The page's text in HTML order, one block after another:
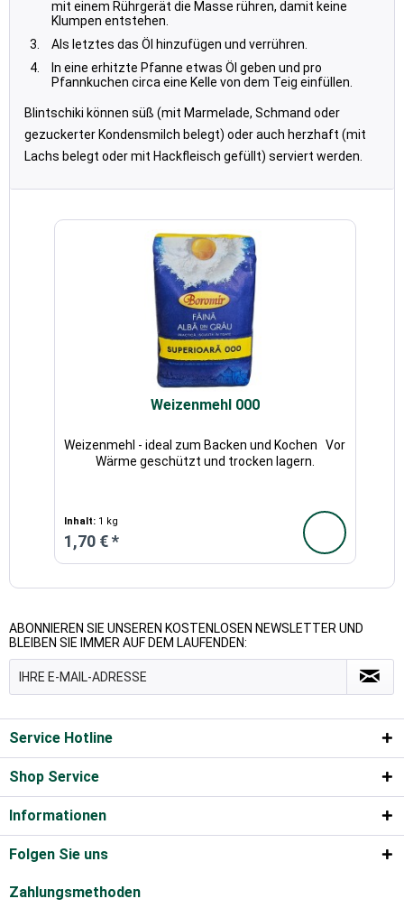
mit einem Rührgerät die Masse rühren, damit keine
Klumpen entstehen.
Als letztes das Öl hinzufügen und verrühren.
In eine erhitzte Pfanne etwas Öl geben und pro
Pfannkuchen circa eine Kelle von dem Teig einfüllen.
Blintschiki können süß (mit Marmelade, Schmand oder
gezuckerter Kondensmilch belegt) oder auch herzhaft (mit
Lachs belegt oder mit Hackfleisch gefüllt) serviert werden.
Weizenmehl 000
Weizenmehl - ideal zum Backen und Kochen Vor
Wärme geschützt und trocken lagern.
Inhalt: 1 kg
1,70 € *
ABONNIEREN SIE UNSEREN KOSTENLOSEN NEWSLETTER UND
BLEIBEN SIE IMMER AUF DEM LAUFENDEN:
Service Hotline
Shop Service
Informationen
Folgen Sie uns
Zahlungsmethoden